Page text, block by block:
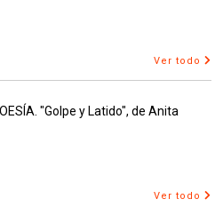
Ver todo
"Golpe y Latido", de Anita
Ver todo